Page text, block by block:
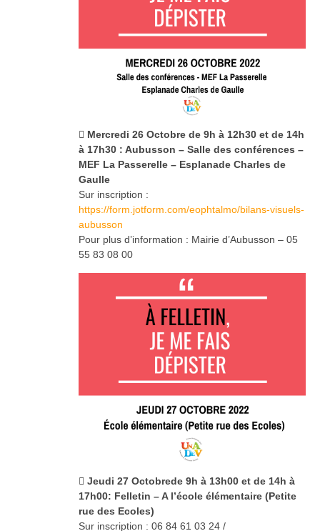
 Mercredi 26 Octobre de 9h à 12h30 et de 14h
à 17h30 : Aubusson – Salle des conférences –
MEF La Passerelle – Esplanade Charles de
Gaulle
Sur inscription :
https://form.jotform.com/eophtalmo/bilans-visuels-
aubusson
Pour plus d’information : Mairie d’Aubusson – 05
55 83 08 00
 Jeudi 27 Octobrede 9h à 13h00 et de 14h à
17h00: Felletin – A l’école élémentaire (Petite
rue des Ecoles)
Sur inscription : 06 84 61 03 24 /